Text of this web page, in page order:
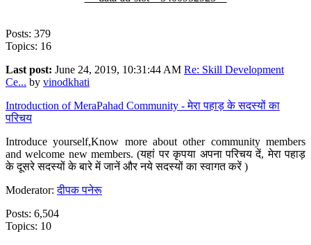
Posts: 379
Topics: 16
Last post: June 24, 2019, 10:31:44 AM Re: Skill Development
Ce... by vinodkhati
Introduction of MeraPahad Community - मेरा पहाड़ के सदस्यों का
परिचय
Introduce yourself,Know more about other community members
and welcome new members. (यहां पर कृपया अपना परिचय दें, मेरा पहाड़
के दूसरे सदस्यों के बारे में जानें और नये सदस्यों का स्वागत करें )
Moderator:दीपक पनेरू
Posts: 6,504
Topics: 10